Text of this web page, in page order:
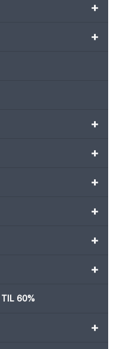
+
+
+
+
+
+
+
+
TIL 60%
+